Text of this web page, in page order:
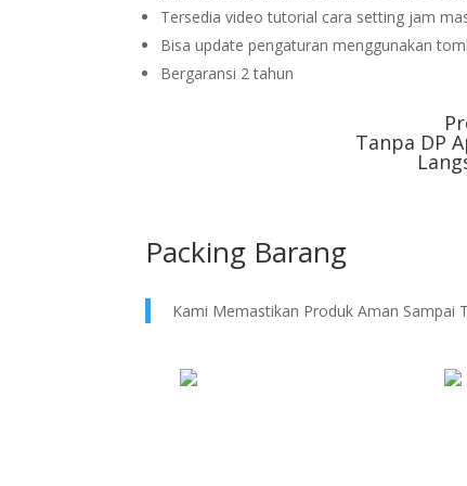
Tersedia video tutorial cara setting jam
Bisa update pengaturan menggunakan
Bergaransi 2 tahun
Tanpa DP
Packing Barang
Kami Memastikan Produk Aman Sampai